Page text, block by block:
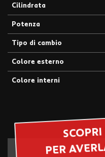
Cilindrata
Potenza
Tipo di cambio
Colore esterno
Colore interni
PER
policy.
rivedere
e
modificare
le
tue
momento.